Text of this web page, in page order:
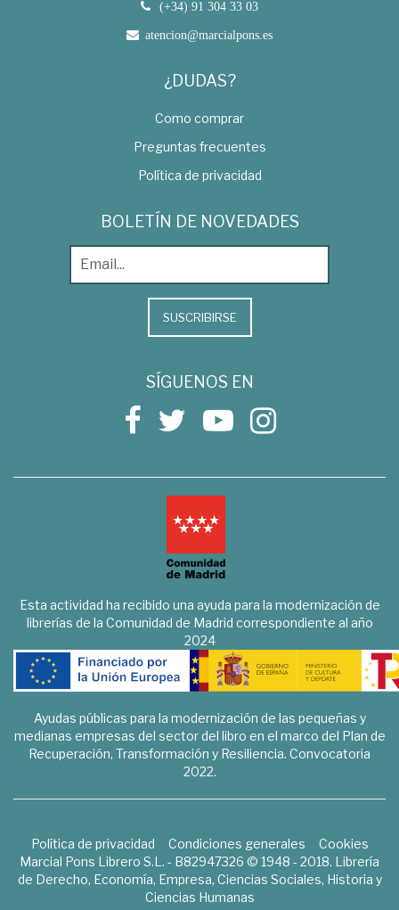
(+34) 91 304 33 03
atencion@marcialpons.es
¿DUDAS?
Como comprar
Preguntas frecuentes
Política de privacidad
BOLETÍN DE NOVEDADES
SUSCRIBIRSE
SÍGUENOS EN
Esta actividad ha recibido una ayuda para la modernización de
librerías de la Comunidad de Madrid correspondiente al año
2024
Ayudas públicas para la modernización de las pequeñas y
medianas empresas del sector del libro en el marco del Plan de
Recuperación, Transformación y Resiliencia. Convocatoria
2022.
Política de privacidad Condiciones generales
Cookies
Marcial Pons Librero S.L. - B82947326 © 1948 - 2018. Librería
de Derecho, Economía, Empresa, Ciencias Sociales, Historia y
Ciencias Humanas